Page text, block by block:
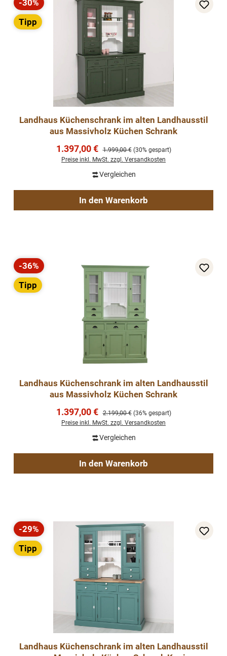
Rabatt
-30%
Tipp
Landhaus Küchenschrank im alten Landhausstil
aus Massivholz Küchen Schrank
Verkaufspreis:
1.397,00 € Regulärer Preis:
1.999,00 € (30% gespart)
Preise inkl. MwSt. zzgl. Versandkosten
Vergleichen
In den Warenkorb
Rabatt
-36%
Tipp
Landhaus Küchenschrank im alten Landhausstil
aus Massivholz Küchen Schrank
Verkaufspreis:
1.397,00 € Regulärer Preis:
2.199,00 € (36% gespart)
Preise inkl. MwSt. zzgl. Versandkosten
Vergleichen
In den Warenkorb
Rabatt
-29%
Tipp
Landhaus Küchenschrank im alten Landhausstil